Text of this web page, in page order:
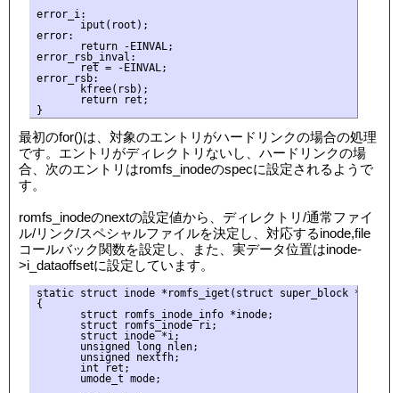
error_i:
       iput(root);
error:
       return -EINVAL;
error_rsb_inval:
       ret = -EINVAL;
error_rsb:
       kfree(rsb);
       return ret;
最初のfor()は、対象のエントリがハードリンクの場合の処理
です。エントリがディレクトリないし、ハードリンクの場
合、次のエントリはromfs_inodeのspecに設定されるようで
す。
romfs_inodeのnextの設定値から、ディレクトリ/通常ファイ
ル/リンク/スペシャルファイルを決定し、対応するinode,file
コールバック関数を設定し、また、実データ位置はinode-
>i_dataoffsetに設定しています。
static struct inode *romfs_iget(struct super_block *sb,
{
       struct romfs_inode_info *inode;
       struct romfs_inode ri;
       struct inode *i;
       unsigned long nlen;
       unsigned nextfh;
       int ret;
       umode_t mode;